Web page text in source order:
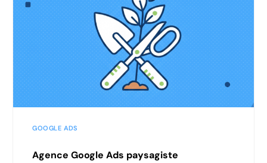
GOOGLE ADS
Agence Google Ads paysagiste